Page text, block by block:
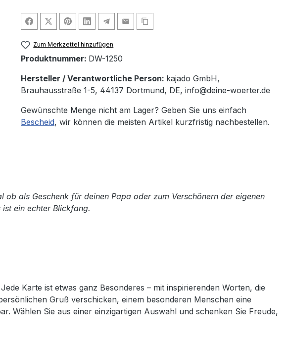
Zum Merkzettel hinzufügen
Produktnummer: DW-1250
Hersteller / Verantwortliche Person: kajado GmbH,
Brauhausstraße 1-5, 44137 Dortmund, DE, info@deine-woerter.de
Gewünschte Menge nicht am Lager? Geben Sie uns einfach
Bescheid, wir können die meisten Artikel kurzfristig nachbestellen.
als Geschenk für deinen Papa oder zum Verschönern der eigenen
ein echter Blickfang.
Karte ist etwas ganz Besonderes – mit inspirierenden Worten, die
Gruß verschicken, einem besonderen Menschen eine
Wählen Sie aus einer einzigartigen Auswahl und schenken Sie Freude,